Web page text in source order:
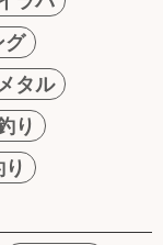
グ
タル
り